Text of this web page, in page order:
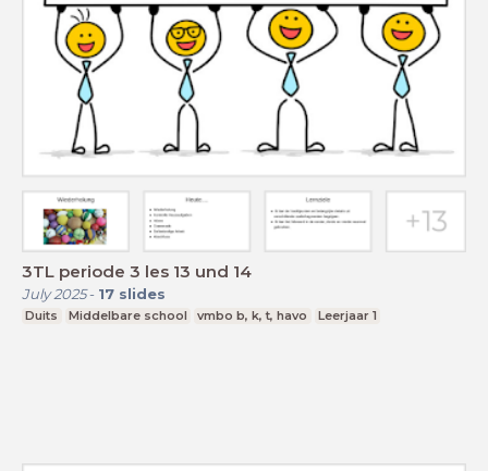
3TL periode 3 les 13 und 14
July 2025- 17 slides
Duits Middelbare school vmbo b, k, t, havo Leerjaar 1